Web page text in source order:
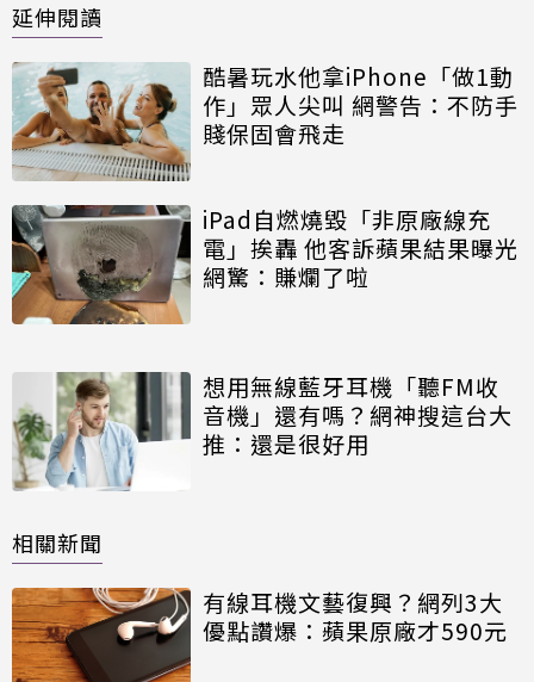
延伸閱讀
酷暑玩水他拿iPhone「做1動
作」眾人尖叫 網警告：不防手
賤保固會飛走
iPad自燃燒毀「非原廠線充
電」挨轟 他客訴蘋果結果曝光
網驚：賺爛了啦
想用無線藍牙耳機「聽FM收
音機」還有嗎？網神搜這台大
推：還是很好用
相關新聞
有線耳機文藝復興？網列3大
優點讚爆：蘋果原廠才590元